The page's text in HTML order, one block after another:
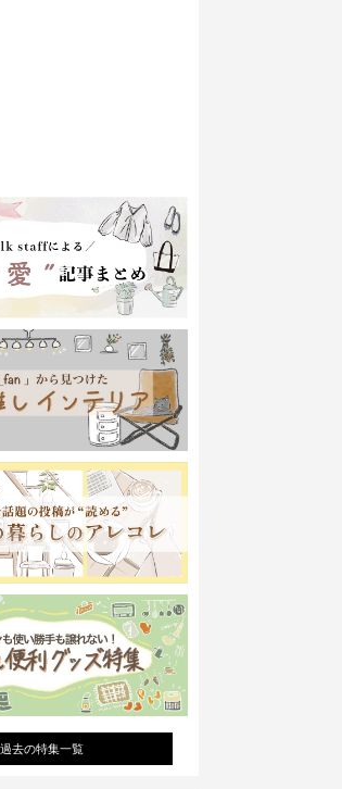
過去の特集一覧